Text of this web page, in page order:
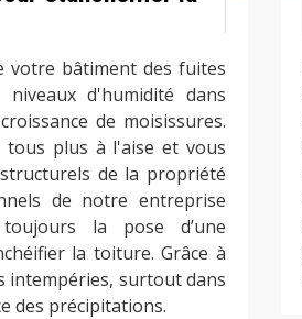
votre bâtiment des fuites
d'humidité dans
de moisissures.
tous plus à l'aise et vous
de la propriété
de notre entreprise
la pose d’une
la toiture. Grâce à
intempéries, surtout dans
des précipitations.